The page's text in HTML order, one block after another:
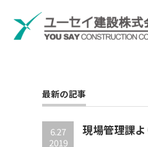
最新の記事
6.27
2019
現場管理課